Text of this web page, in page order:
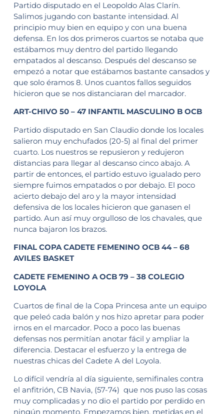
Partido disputado en el Leopoldo Alas Clarín.
Salimos jugando con bastante intensidad. Al
principio muy bien en equipo y con una buena
defensa. En los dos primeros cuartos se notaba que
estábamos muy dentro del partido llegando
empatados al descanso. Después del descanso se
empezó a notar que estábamos bastante cansados y
que solo éramos 8. Unos cuantos fallos seguidos
hicieron que se nos distanciaran del marcador.
ART-CHIVO 50 – 47 INFANTIL MASCULINO B OCB
Partido disputado en San Claudio donde los locales
salieron muy enchufados (20-5) al final del primer
cuarto. Los nuestros se repusieron y redujeron
distancias para llegar al descanso cinco abajo. A
partir de entonces, el partido estuvo igualado pero
siempre fuimos empatados o por debajo. El poco
acierto debajo del aro y la mayor intensidad
defensiva de los locales hicieron que ganasen el
partido. Aun así muy orgulloso de los chavales, que
nunca bajaron los brazos.
FINAL COPA CADETE FEMENINO OCB 44 – 68
AVILES BASKET
CADETE FEMENINO A OCB 79 – 38 COLEGIO
LOYOLA
Cuartos de final de la Copa Princesa ante un equipo
que peleó cada balón y nos hizo apretar para poder
irnos en el marcador. Poco a poco las buenas
defensas nos permitían anotar fácil y ampliar la
diferencia. Destacar el esfuerzo y la entrega de
nuestras chicas del Cadete A del Loyola.
Lo difícil vendría al día siguiente, semifinales contra
el anfitrión, CB Navia, (57-74) que nos puso las cosas
muy complicadas y no dio el partido por perdido en
ningún momento. Empezamos bien, metidas en el